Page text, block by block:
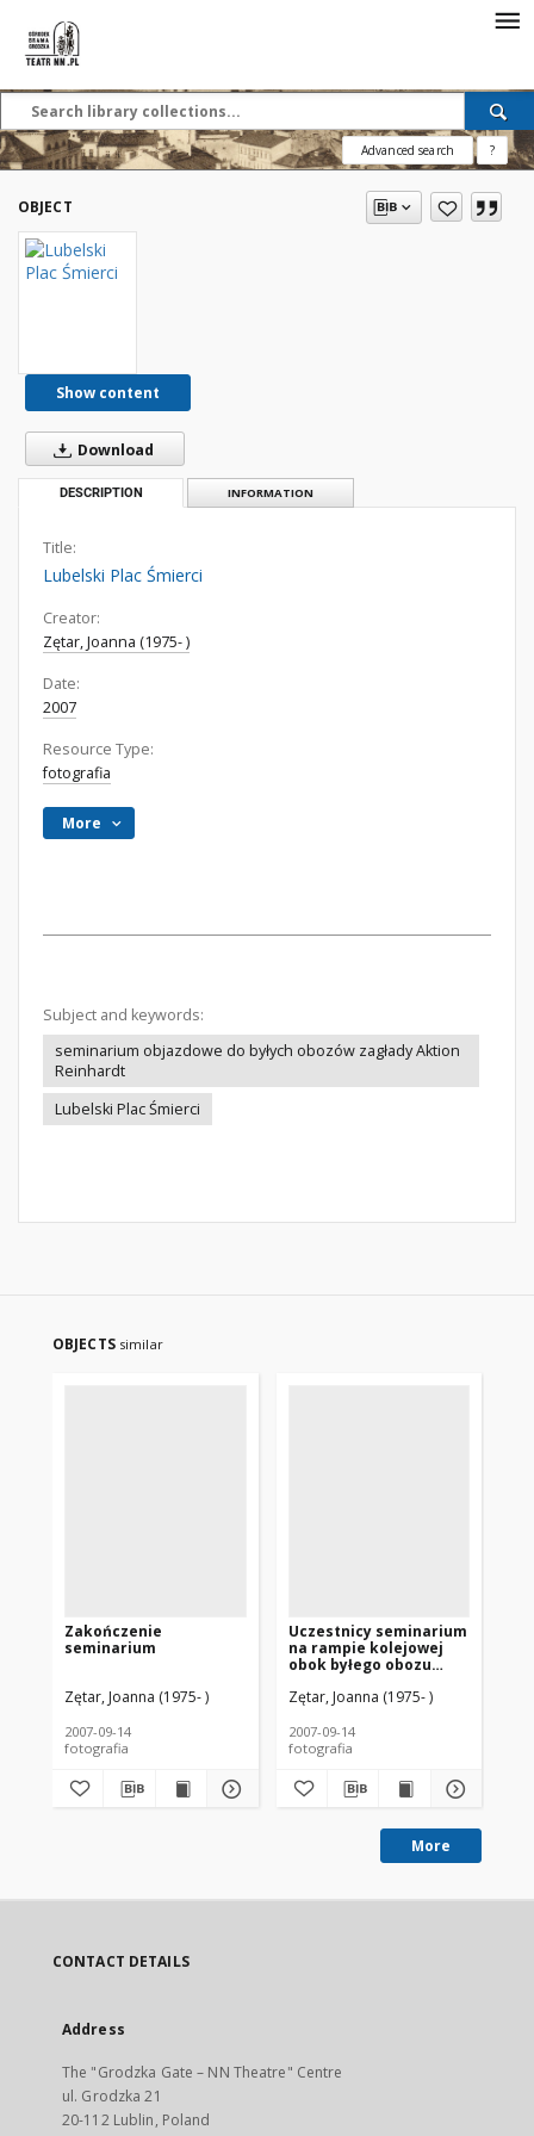
Advanced search ?
OBJECT
Show content
Download
DESCRIPTION INFORMATION
Title:
Lubelski Plac Śmierci
Creator:
Zętar, Joanna (1975- )
Date:
2007
Resource Type:
fotografia
More
Subject and keywords:
seminarium objazdowe do byłych obozów zagłady Aktion
Reinhardt
Lubelski Plac Śmierci
OBJECTS similar
Zakończenie
seminarium
Zętar, Joanna (1975- )
2007-09-14
fotografia
Uczestnicy seminarium
na rampie kolejowej
obok byłego obozu
Zętar, Joanna (1975- )
2007-09-14
fotografia
More
CONTACT DETAILS
Address
The "Grodzka Gate – NN Theatre" Centre
ul. Grodzka 21
20-112 Lublin, Poland